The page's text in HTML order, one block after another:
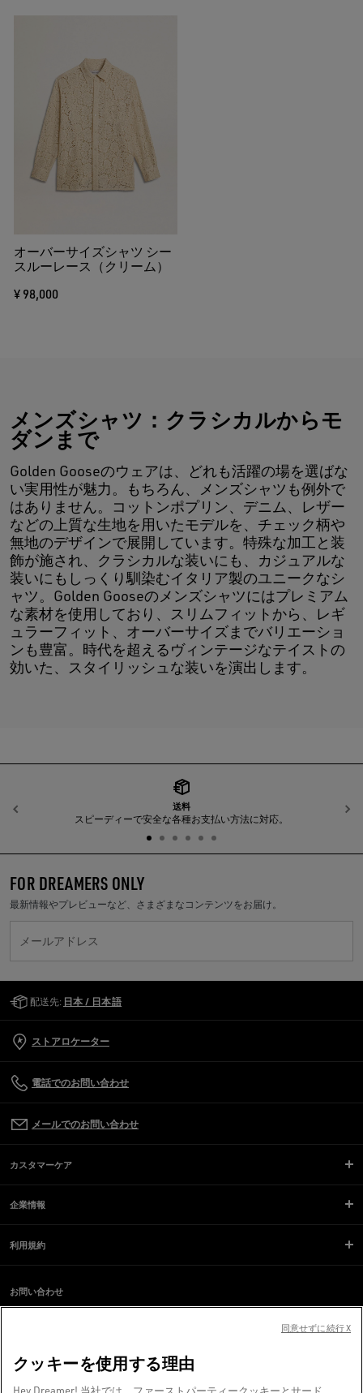
オーバーサイズシャツ シー
スルーレース（クリーム）
¥ 98,000
メンズシャツ：クラシカルからモ
ダンまで
Golden Gooseのウェアは、どれも活躍の場を選ばな
い実用性が魅力。もちろん、メンズシャツも例外で
はありません。コットンポプリン、デニム、レザー
などの上質な生地を用いたモデルを、チェック柄や
無地のデザインで展開しています。特殊な加工と装
飾が施され、クラシカルな装いにも、カジュアルな
装いにもしっくり馴染むイタリア製のユニークなシ
ャツ。Golden Gooseのメンズシャツにはプレミアム
な素材を使用しており、スリムフィットから、レギ
ュラーフィット、オーバーサイズまでバリエーショ
ンも豊富。時代を超えるヴィンテージなテイストの
効いた、スタイリッシュな装いを演出します。
送料
スピーディーで安全な各種お支払い方法に対応。
前へ
FOR DREAMERS ONLY
最新情報やプレビューなど、さまざまなコンテンツをお届け。
メールアドレス
配送先: 日本 / 日本語
ストアロケーター
電話でのお問い合わせ
メールでのお問い合わせ
カスタマーケア
企業情報
利用規約
お問い合わせ
スクリーンリーダーのご利用に際し、問題が発生していますか？
ヴェネツィアより、❤ を込めて。
クッキーを使用する理由
同意せずに続行 X